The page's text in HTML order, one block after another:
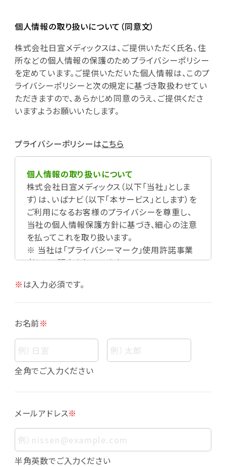
個人情報の取り扱いについて（同意文）
株式会社日宣メディックスは、ご提供いただく氏名、住
所などの個人情報の保護のためプライバシーポリシー
を定めています。ご提供いただいた個人情報は、このプ
ライバシーポリシーと次の規定に基づき取扱わせてい
ただきますので、あらかじめ同意のうえ、ご提供くださ
いますようお願いいたします。
プライバシーポリシーはこちら
個人情報の取り扱いについて
株式会社日宣メディックス（以下「当社」としま
す）は、いばナビ（以下「本サービス」とします）を
ご利用になるお客様のプライバシーを尊重し、
当社の個人情報保護方針に基づき、細心の注意
を払ってこれを取り扱います。
※ 当社は「プライバシーマーク」使用許諾事業
者として認定されています。
個人情報
個人情報とは、お客様個人に関する情報であっ
て、当該情報を構成する氏名、住所、電話番号、
す。また、その情報のみでは識別できない場合で
も、他の情報と容易に照合することで、結果的に
お客様個人を識別できるものも個人情報に含ま
れます。
※は入力必須です。
お名前※
全角でご入力ください
メールアドレス※
半角英数でご入力ください